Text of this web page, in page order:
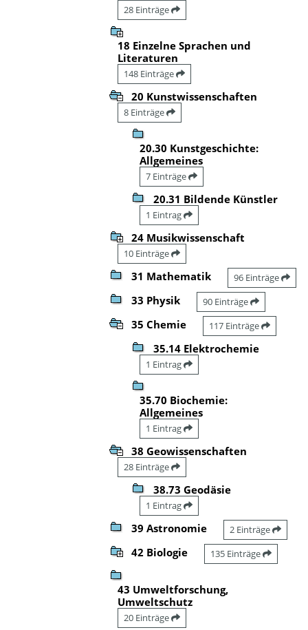
28 Einträge
18 Einzelne Sprachen und
Literaturen
148 Einträge
20 Kunstwissenschaften
8 Einträge
20.30 Kunstgeschichte:
Allgemeines
7 Einträge
20.31 Bildende Künstler
1 Eintrag
24 Musikwissenschaft
10 Einträge
31 Mathematik 96 Einträge
33 Physik 90 Einträge
35 Chemie 117 Einträge
35.14 Elektrochemie
1 Eintrag
35.70 Biochemie:
Allgemeines
1 Eintrag
38 Geowissenschaften
28 Einträge
38.73 Geodäsie
1 Eintrag
39 Astronomie 2 Einträge
42 Biologie 135 Einträge
43 Umweltforschung,
Umweltschutz
20 Einträge